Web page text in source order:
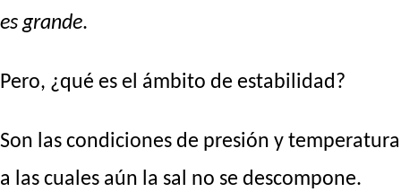
es grande.
Pero, ¿qué es el ámbito de estabilidad?
Son las condiciones de presión y temperatura
a las cuales aún la sal no se descompone.